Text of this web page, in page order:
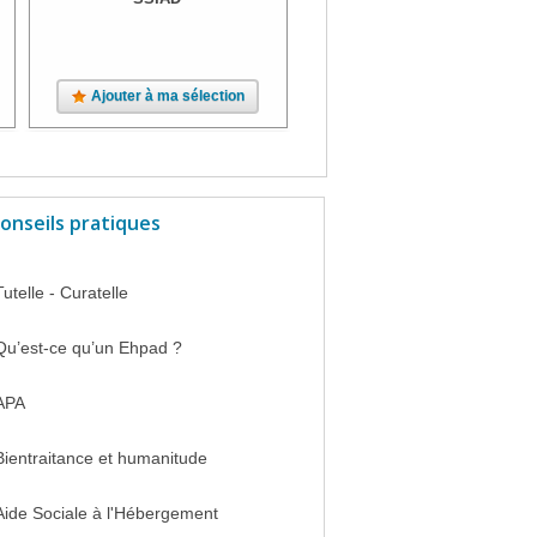
Ajouter à ma sélection
pratiques
- Curatelle
ce qu’un Ehpad ?
et humanitude
Sociale à l'Hébergement